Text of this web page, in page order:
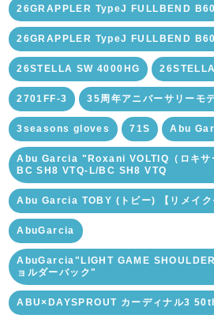
26GRAPPLER TypeJ FULLBEND
26GRAPPLER TypeJ FULLBEND
26STELLA SW 4000HG
2701FF-3 35周年アニバーサリーモ
3seasons gloves 71S Abu
Abu Garcia "Roxani VOLTIQ（ロキサ
BC SH8 VTQ-L/BC SH8 VTQ
Abu Garcia TOBY (トビー) 【リメイク
AbuGarcia
AbuGarcia"LIGHT GAME
ョルダーバック"
ABU×DAYSPROUT カーディナル3